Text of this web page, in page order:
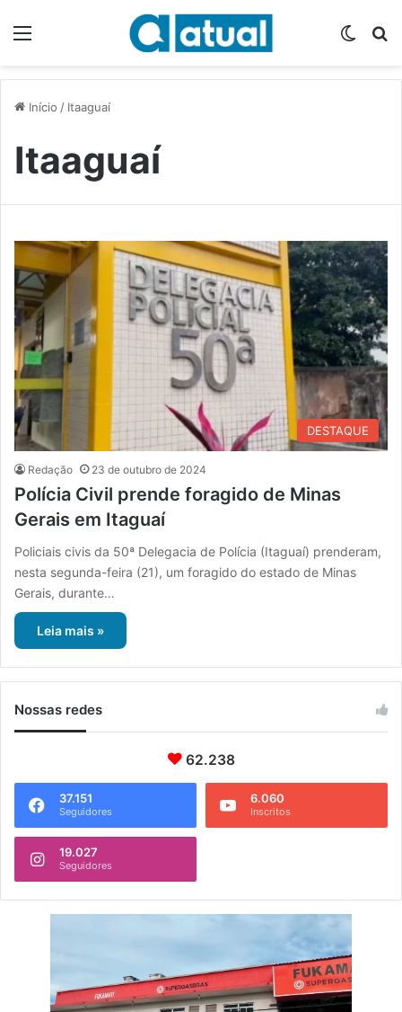
Início / Itaaguaí
Itaaguaí
DESTAQUE
Redação 23 de outubro de 2024
Polícia Civil prende foragido de Minas
Gerais em Itaguaí
Policiais civis da 50ª Delegacia de Polícia (Itaguaí) prenderam,
nesta segunda-feira (21), um foragido do estado de Minas
Gerais, durante…
Leia mais »
Nossas redes
62.238
37.151
Seguidores
6.060
Inscritos
19.027
Seguidores